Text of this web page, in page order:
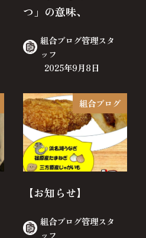
つ」の意味、
組合ブログ管理スタ
ッフ
2025年9月8日
組合ブログ
【お知らせ】
組合ブログ管理スタ
ッフ